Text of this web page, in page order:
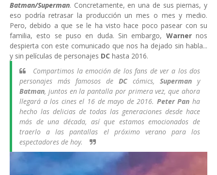
Batman/Superman. Concretamente, en una de sus piernas, y
eso podría retrasar la producción un mes o mes y medio.
Pero, debido a que se le ha visto hace poco pasear con su
familia, esto se puso en duda. Sin embargo, Warnernos
despierta con este comunicado que nos ha dejado sin habla...
y sin películas de personajes DC hasta 2016.
Compartimos la emoción de los fans de ver a los dos
personajes más famosos de DC cómics, Superman y
Batman, juntos en la pantalla por primera vez, que ahora
llegará a los cines el 16 de mayo de 2016. Peter Pan ha
hecho las delicias de todas las generaciones desde hace
más de una década, así que estamos emocionados de
traerlo a las pantallas el próximo verano para los
espectadores de hoy.